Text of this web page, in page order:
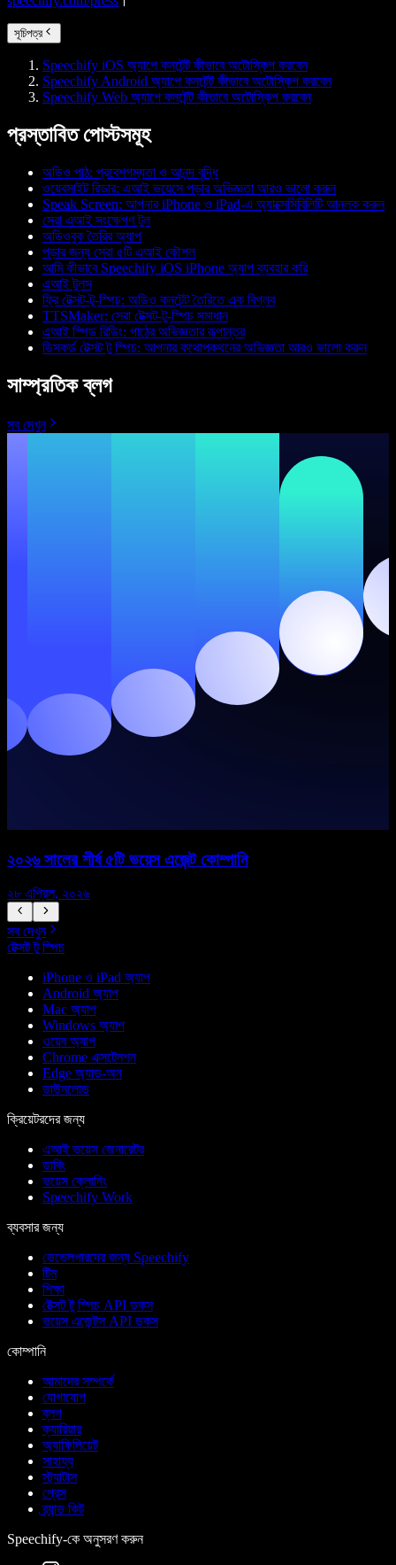
সূচিপত্র
Speechify iOS অ্যাপে কনটেন্ট কীভাবে অটোস্কিপ করবেন
Speechify Android অ্যাপে কনটেন্ট কীভাবে অটোস্কিপ করবেন
Speechify Web অ্যাপে কনটেন্ট কীভাবে অটোস্কিপ করবেন
প্রস্তাবিত পোস্টসমূহ
অডিও পাঠ: প্রবেশগম্যতা ও আনন্দ বৃদ্ধি
ওয়েবসাইট রিডার: এআই ভয়েসে পড়ার অভিজ্ঞতা আরও ভালো করুন
Speak Screen: আপনার iPhone ও iPad-এ অ্যাক্সেসিবিলিটি আনলক করুন
সেরা এআই সংক্ষেপণ টুল
অডিওবুক তৈরির অ্যাপ
পড়ার জন্য সেরা ৫টি এআই কৌশল
আমি কীভাবে Speechify iOS iPhone অ্যাপ ব্যবহার করি
এআই টুলস
ফ্রি টেক্সট-টু-স্পিচ: অডিও কনটেন্ট তৈরিতে এক বিপ্লব
TTSMaker: সেরা টেক্সট-টু-স্পিচ সমাধান
এআই স্পিড রিডিং: পাঠের অভিজ্ঞতার রূপান্তর
ডিসকর্ড টেক্সট টু স্পিচ: আপনার কথোপকথনের অভিজ্ঞতা আরও ভালো করুন
সাম্প্রতিক ব্লগ
সব দেখুন
২০২৬ সালের শীর্ষ ৫টি ভয়েস এজেন্ট কোম্পানি
২৮ এপ্রিল, ২০২৬
সব দেখুন
টেক্সট টু স্পিচ
iPhone ও iPad অ্যাপ
Android অ্যাপ
Mac অ্যাপ
Windows অ্যাপ
ওয়েব অ্যাপ
Chrome এক্সটেনশন
Edge অ্যাড-অন
ডাউনলোড
ক্রিয়েটরদের জন্য
এআই ভয়েস জেনারেটর
ডাবিং
ভয়েস ক্লোনিং
Speechify Work
ব্যবসার জন্য
ডেভেলপারদের জন্য Speechify
টিম
শিক্ষা
টেক্সট টু স্পিচ API ডকস
ভয়েস এজেন্টস API ডকস
কোম্পানি
আমাদের সম্পর্কে
যোগাযোগ
ব্লগ
ক্যারিয়ার
অ্যাফিলিয়েট
সাহায্য
স্ট্যাটাস
প্রেস
ব্র্যান্ড কিট
Speechify-কে অনুসরণ করুন